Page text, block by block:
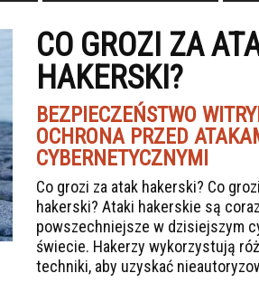
CO GROZI ZA
HAKERSKI?
BEZPIECZEŃSTWO
OCHRONA PRZED
CYBERNETYCZNYMI
Co grozi za atak hakerski? Co
hakerski? Ataki hakerskie są coraz
powszechniejsze w dzisiejszym
świecie. Hakerzy wykorzystują
techniki, aby uzyskać